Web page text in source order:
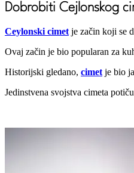
Dobrobiti Cejlonskog
Ceylonski cimet je začin koji se
Ovaj začin je bio popularan za
Historijski gledano, cimet je bio
Jedinstvena svojstva cimeta